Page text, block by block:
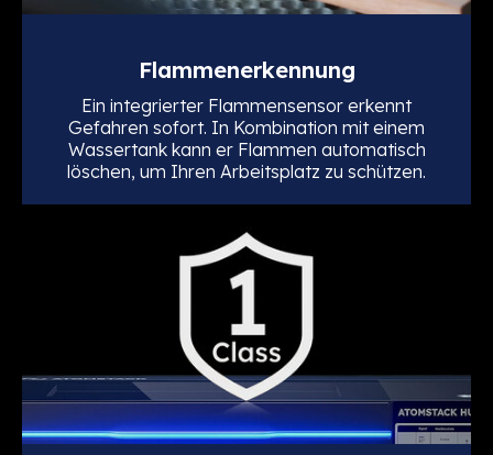
Flammenerkennung
Ein integrierter Flammensensor erkennt
Gefahren sofort. In Kombination mit einem
Wassertank kann er Flammen automatisch
löschen, um Ihren Arbeitsplatz zu schützen.